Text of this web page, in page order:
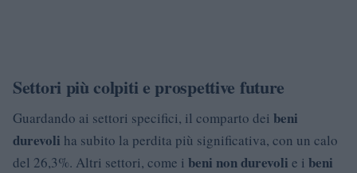
Settori più colpiti e prospettive future
Guardando ai settori specifici, il comparto dei beni
durevoli ha subito la perdita più significativa, con un calo
del 26,3%. Altri settori, come i beni non durevoli e i beni